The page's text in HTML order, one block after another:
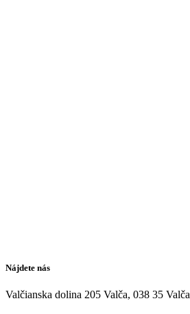
Nájdete nás
Valčianska dolina 205 Valča, 038 35 Valča